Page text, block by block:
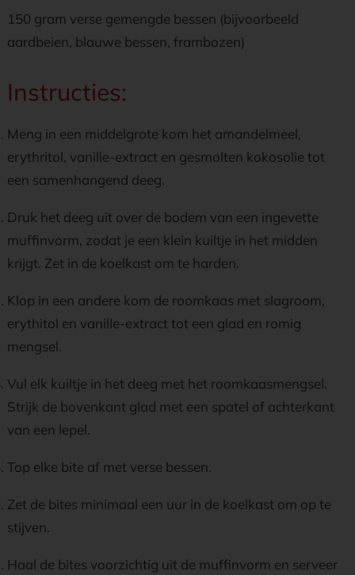
150 gram verse gemengde bessen (bijvoorbeeld
aardbeien, blauwe bessen, frambozen)
Instructies:
Meng in een middelgrote kom het amandelmeel,
erythritol, vanille-extract en gesmolten kokosolie tot
een samenhangend deeg.
Druk het deeg uit over de bodem van een ingevette
muffinvorm, zodat je een klein kuiltje in het midden
krijgt. Zet in de koelkast om te harden.
Klop in een andere kom de roomkaas met slagroom,
erythitol en vanille-extract tot een glad en romig
mengsel.
Vul elk kuiltje in het deeg met het roomkaasmengsel.
Strijk de bovenkant glad met een spatel of achterkant
van een lepel.
Top elke bite af met verse bessen.
Zet de bites minimaal een uur in de koelkast om op te
stijven.
Haal de bites voorzichtig uit de muffinvorm en serveer